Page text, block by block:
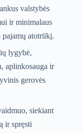
valstybės
ir minimalaus
atotrūkį.
lygybė,
aplinkosauga ir
gerovės
siekiant
ir spręsti